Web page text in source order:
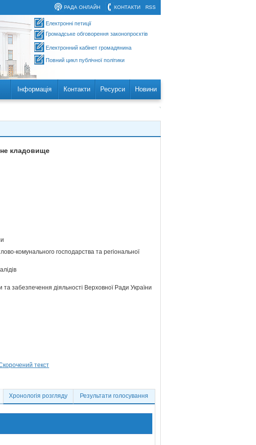
RSS
КОНТАКТИ
РАДА ОНЛАЙН
Електронні петиції
Громадське обговорення законопроєктів
Електронний кабінет громадянина
Повний цикл публічної політики
Інформація Контакти Ресурси Новини
кладовище
комунального господарства та регіональної
забезпечення діяльності Верховної Ради України
Хронологія розгляду Результати голосування